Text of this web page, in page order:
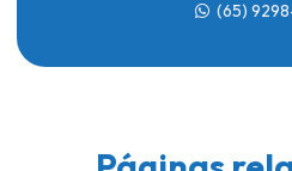
Controle de acesso para condomínio
Controle de acesso para condomínio
Controle de acesso facial
(65)